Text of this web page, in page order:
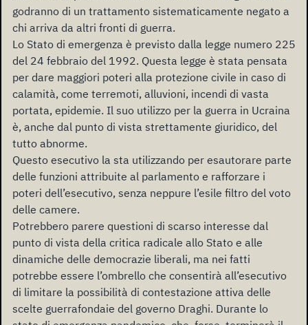
godranno di un trattamento sistematicamente negato a
chi arriva da altri fronti di guerra.
Lo Stato di emergenza è previsto dalla legge numero 225
del 24 febbraio del 1992. Questa legge è stata pensata
per dare maggiori poteri alla protezione civile in caso di
calamità, come terremoti, alluvioni, incendi di vasta
portata, epidemie. Il suo utilizzo per la guerra in Ucraina
è, anche dal punto di vista strettamente giuridico, del
tutto abnorme.
Questo esecutivo la sta utilizzando per esautorare parte
delle funzioni attribuite al parlamento e rafforzare i
poteri dell’esecutivo, senza neppure l’esile filtro del voto
delle camere.
Potrebbero parere questioni di scarso interesse dal
punto di vista della critica radicale allo Stato e alle
dinamiche delle democrazie liberali, ma nei fatti
potrebbe essere l’ombrello che consentirà all’esecutivo
di limitare la possibilità di contestazione attiva delle
scelte guerrafondaie del governo Draghi. Durante lo